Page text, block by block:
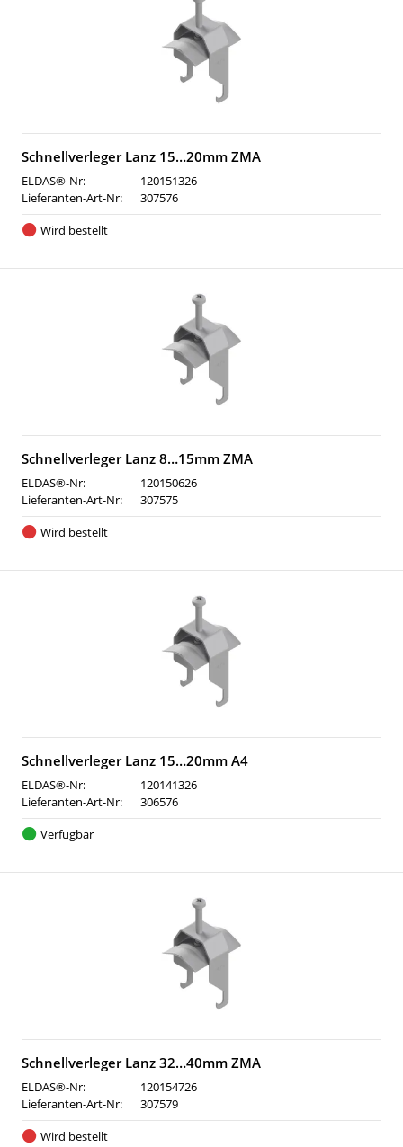
Schnellverleger Lanz 15…20mm ZMA
ELDAS®-Nr:
120151326
Lieferanten-Art-Nr:
307576
Wird bestellt
Schnellverleger Lanz 8…15mm ZMA
ELDAS®-Nr:
120150626
Lieferanten-Art-Nr:
307575
Wird bestellt
Schnellverleger Lanz 15…20mm A4
ELDAS®-Nr:
120141326
Lieferanten-Art-Nr:
306576
Verfügbar
Schnellverleger Lanz 32…40mm ZMA
ELDAS®-Nr:
120154726
Lieferanten-Art-Nr:
307579
Wird bestellt